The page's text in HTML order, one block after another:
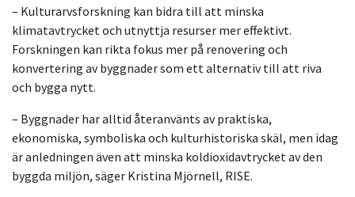
– Kulturarvsforskning kan bidra till att minska
klimatavtrycket och utnyttja resurser mer effektivt.
Forskningen kan rikta fokus mer på renovering och
konvertering av byggnader som ett alternativ till att riva
och bygga nytt.
– Byggnader har alltid återanvänts av praktiska,
ekonomiska, symboliska och kulturhistoriska skäl, men idag
är anledningen även att minska koldioxidavtrycket av den
byggda miljön, säger Kristina Mjörnell, RISE.